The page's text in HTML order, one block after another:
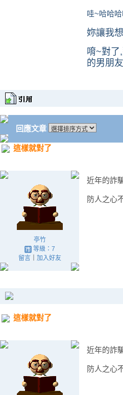
哇~哈哈
妳讓我
唷~對了
的男朋
回應文章
這樣就對了
亭竹
等級：7
留言｜ 加入好友
近年的詐
防人之心
這樣就對了
近年的詐
防人之心